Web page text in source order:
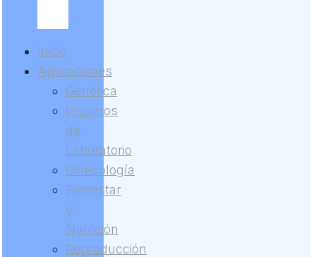
Inicio
Aplicaciones
Genética
Insumos
de
Laboratorio
Ginecología
Bienestar
y
Nutrición
Reproducción